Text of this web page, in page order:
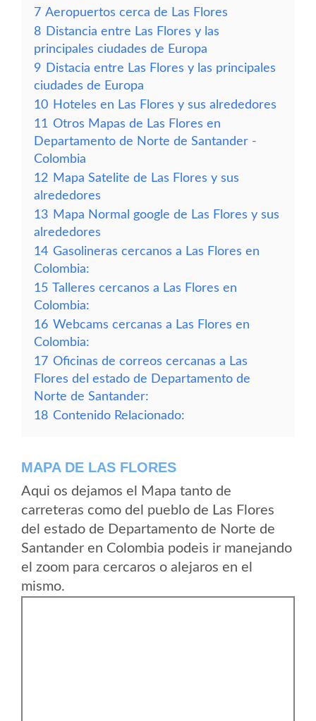
7 Aeropuertos cerca de Las Flores
8 Distancia entre Las Flores y las
principales ciudades de Europa
9 Distacia entre Las Flores y las principales
ciudades de Europa
10 Hoteles en Las Flores y sus alrededores
11 Otros Mapas de Las Flores en
Departamento de Norte de Santander -
Colombia
12 Mapa Satelite de Las Flores y sus
alrededores
13 Mapa Normal google de Las Flores y sus
alrededores
14 Gasolineras cercanos a Las Flores en
Colombia:
15 Talleres cercanos a Las Flores en
Colombia:
16 Webcams cercanas a Las Flores en
Colombia:
17 Oficinas de correos cercanas a Las
Flores del estado de Departamento de
Norte de Santander:
18 Contenido Relacionado:
MAPA DE LAS FLORES
Aqui os dejamos el Mapa tanto de
carreteras como del pueblo de Las Flores
del estado de Departamento de Norte de
Santander en Colombia podeis ir manejando
el zoom para cercaros o alejaros en el
mismo.